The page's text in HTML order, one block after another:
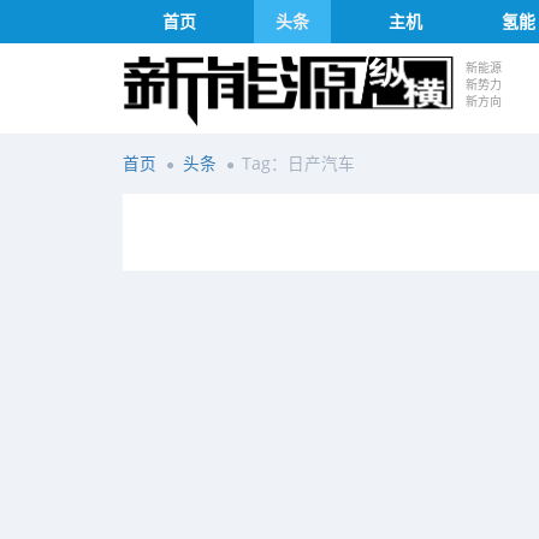
首页 头条 主机 氢能
新能源
新势力
新方向
首页 头条 Tag：日产汽车